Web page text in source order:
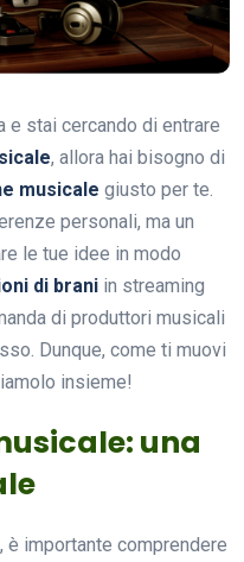
e stai cercando di entrare
, allora hai bisogno di
musicale giusto per te.
personali, ma un
le tue idee in modo
di brani in streaming
di produttori musicali
Dunque, come ti muovi
insieme!
una
importante comprendere